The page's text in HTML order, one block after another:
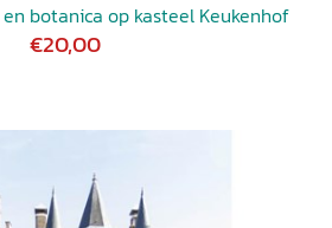
botanica op kasteel Keukenhof
€20,00